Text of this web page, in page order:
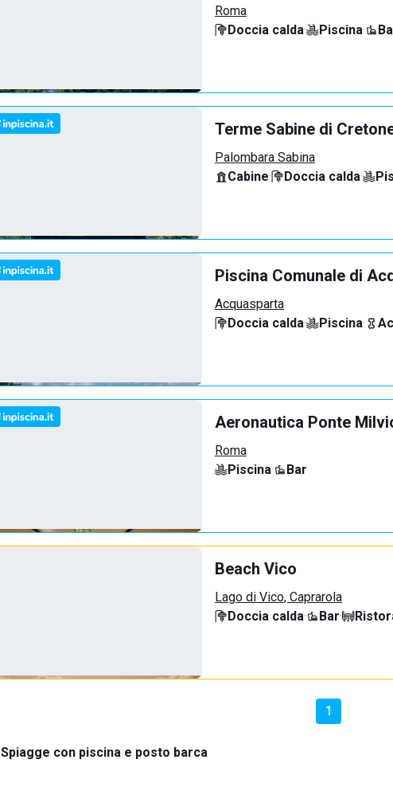
Roma
Doccia calda· Piscina·
Terme Sabine di
Palombara Sabina
Cabine· Doccia calda·
Piscina Comunale di
Acquasparta
Doccia calda· Piscina·
Aeronautica Ponte
Roma
Piscina·
Bar
Beach Vico
Lago di Vico, Caprarola
Doccia calda· Bar·
1
Spiagge con piscina e posto barca